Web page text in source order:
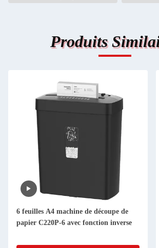
Produits
6 feuilles A4 machine de découpe de
papier C220P-6 avec fonction inverse